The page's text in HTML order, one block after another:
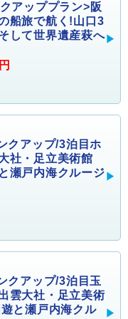
アッププラン>阪
船旅で航く!山口3
して世界遺産萩へ
クアップ/3泊目ホ
社・足立美術館
瀬戸内海クルージ
クアップ/3泊目玉
雲大社・足立美術
と瀬戸内海クル